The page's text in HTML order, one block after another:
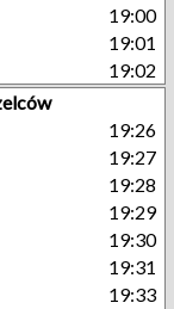
19:00
19:01
19:02
19:26
19:27
19:28
19:29
19:30
19:31
19:33